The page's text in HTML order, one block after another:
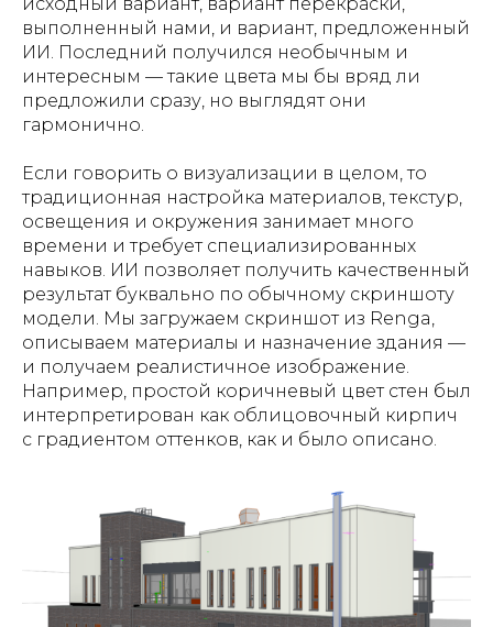
исходный вариант, вариант перекраски,
выполненный нами, и вариант, предложенный
ИИ. Последний получился необычным и
интересным — такие цвета мы бы вряд ли
предложили сразу, но выглядят они
гармонично.
Если говорить о визуализации в целом, то
традиционная настройка материалов, текстур,
освещения и окружения занимает много
времени и требует специализированных
навыков. ИИ позволяет получить качественный
результат буквально по обычному скриншоту
модели. Мы загружаем скриншот из Renga,
описываем материалы и назначение здания —
и получаем реалистичное изображение.
Например, простой коричневый цвет стен был
интерпретирован как облицовочный кирпич
с градиентом оттенков, как и было описано.